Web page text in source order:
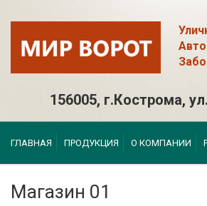
156005, г.Кострома,
ГЛАВНАЯ ПРОДУКЦИЯ О КОМПАНИИ
Магазин 01